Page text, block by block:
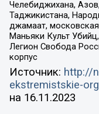
Челебиджихана,
Таджикистана,
джамаат,
Маньяки Культ
Легион Свобода
корпус
Источник: http://
ekstremistskie-
на 16.11.2023